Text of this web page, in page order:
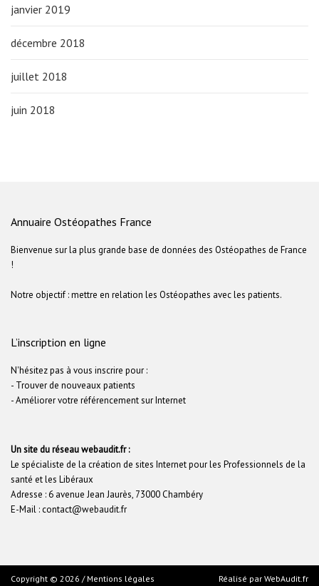
janvier 2019
décembre 2018
juillet 2018
juin 2018
Annuaire Ostéopathes France
Bienvenue sur la plus grande base de données des Ostéopathes de France
!
Notre objectif : mettre en relation les Ostéopathes avec les patients.
L’inscription en ligne
N'hésitez pas à vous inscrire pour :
- Trouver de nouveaux patients
- Améliorer votre référencement sur Internet
Un site du réseau webaudit.fr :
Le spécialiste de la création de sites Internet pour les Professionnels de la
santé et les Libéraux
Adresse : 6 avenue Jean Jaurès, 73000 Chambéry
E-Mail : contact@webaudit.fr
Copyright © 2026 / Mentions légales Réalisé par WebAudit.fr